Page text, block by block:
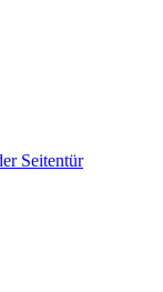
Seitentür